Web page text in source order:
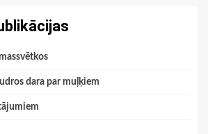
dara par muļķiem